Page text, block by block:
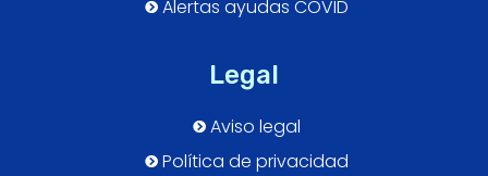
Alertas ayudas COVID
Legal
Aviso legal
Política de privacidad